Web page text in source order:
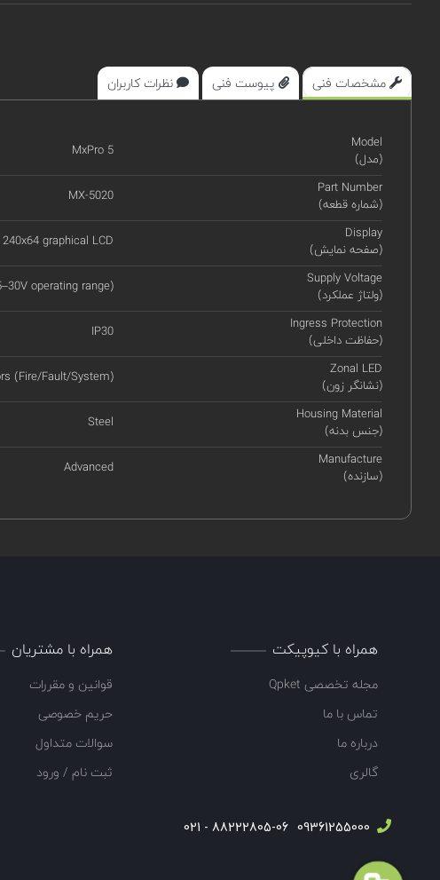
مشخصات فنی پیوست فنی نظرات کاربران
Model
(مدل)
MxPro 5
Part Number
(شماره قطعه)
MX-5020
Display
(صفحه نمایش)
graphical LCD
Supply Voltage
(ولتاژ عملکرد)
operating range)
Ingress Protection
(حفاظت داخلی)
IP30
Zonal LED
(نشانگر زون)
(Fire/Fault/System)
Housing Material
(جنس بدنه)
Steel
Manufacture
(سازنده)
Advanced
همراه با کیوپیکت
مجله تخصصی Qpket
تماس با ما
درباره ما
گالری
همراه با مشتریان
قوانین و مقررات
حریم خصوصی
سوالات متداول
ثبت نام / ورود
09361255000
88222805-06 - 021